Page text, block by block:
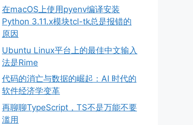
在macOS上使用pyenv编译安装
Python 3.11.x模块tcl-tk总是报错的
原因
Ubuntu Linux平台上的最佳中文输入
法是Rime
代码的消亡与数据的崛起：AI 时代的
软件经济学变革
再聊聊TypeScript，TS不是万能不要
滥用